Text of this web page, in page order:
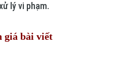
lý vi phạm.
giá bài viết